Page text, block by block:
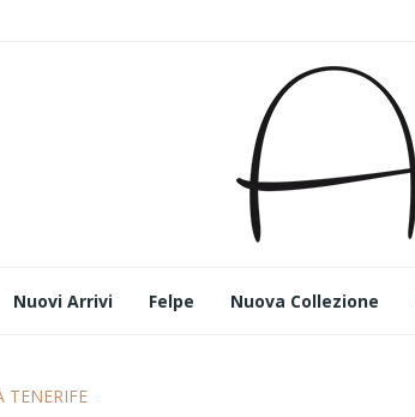
Nuovi Arrivi Felpe Nuova Collezione
TENERIFE